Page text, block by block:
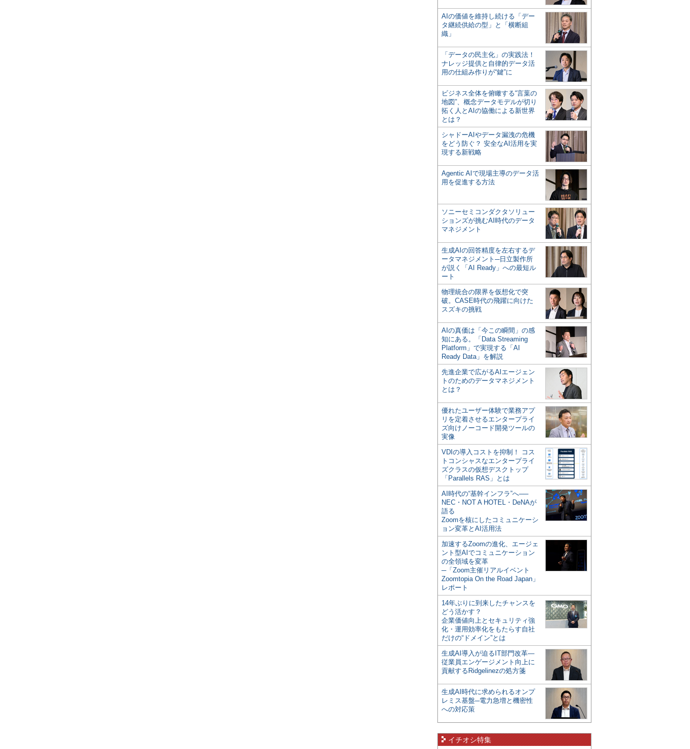
AIの価値を維持し続ける「デー
タ継続供給の型」と「横断組
織」
「データの民主化」の実践法！
ナレッジ提供と自律的データ活
用の仕組み作りが“鍵”に
ビジネス全体を俯瞰する“言葉の
地図”、概念データモデルが切り
拓く人とAIの協働による新世界
とは？
シャドーAIやデータ漏洩の危機
をどう防ぐ？ 安全なAI活用を実
現する新戦略
Agentic AIで現場主導のデータ活
用を促進する方法
ソニーセミコンダクタソリュー
ションズが挑むAI時代のデータ
マネジメント
生成AIの回答精度を左右するデ
ータマネジメント─日立製作所
が説く「AI Ready」への最短ル
ート
物理統合の限界を仮想化で突
破。CASE時代の飛躍に向けた
スズキの挑戦
AIの真価は「今この瞬間」の感
知にある。「Data Streaming
Platform」で実現する「AI
Ready Data」を解説
先進企業で広がるAIエージェン
トのためのデータマネジメント
とは？
優れたユーザー体験で業務アプ
リを定着させるエンタープライ
ズ向けノーコード開発ツールの
実像
VDIの導入コストを抑制！ コス
トコンシャスなエンタープライ
ズクラスの仮想デスクトップ
「Parallels RAS」とは
AI時代の“基幹インフラ”へ──
NEC・NOT A HOTEL・DeNAが
語る
Zoomを核にしたコミュニケーシ
ョン変革とAI活用法
加速するZoomの進化、エージェ
ント型AIでコミュニケーション
の全領域を変革
─「Zoom主催リアルイベント
Zoomtopia On the Road Japan」
レポート
14年ぶりに到来したチャンスを
どう活かす？
企業価値向上とセキュリティ強
化・運用効率化をもたらす自社
だけの“ドメイン”とは
生成AI導入が迫るIT部門改革―
従業員エンゲージメント向上に
貢献するRidgelinezの処方箋
生成AI時代に求められるオンプ
レミス基盤─電力急増と機密性
への対応策
イチオシ特集